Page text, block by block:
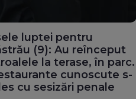
luptei pentru
(9): Au reînceput
la terase, în parc.
cunoscute s-
cu sesizări penale